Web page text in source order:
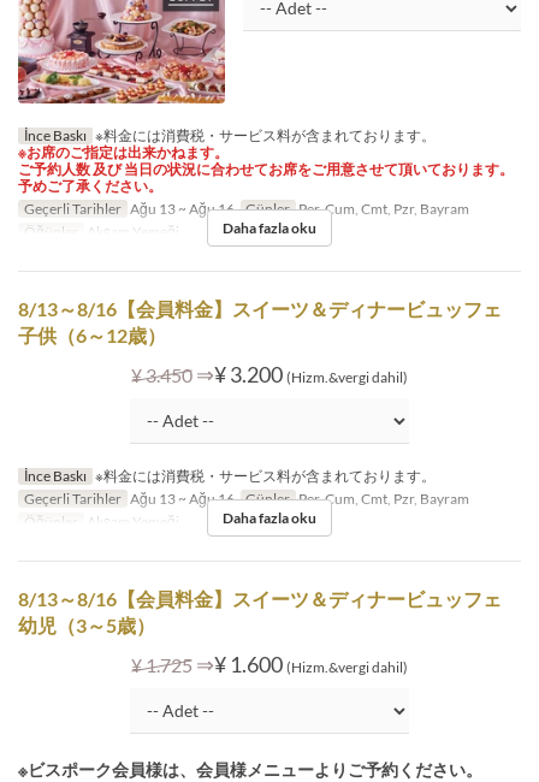
İnce Baskı ※料金には消費税・サービス料が含まれております。
※お席のご指定は出来かねます。
ご予約人数 及び 当日の状況に合わせてお席をご用意させて頂いております。
予めご了承ください。
Geçerli Tarihler Ağu 13 ~ Ağu 16 Günler Per, Cum, Cmt, Pzr, Bayram
Öğünler
Akşam Yemeği Daha fazla oku
8/13～8/16【会員料金】スイーツ＆ディナービュッフェ
子供（6～12歳）
¥ 3.450 ⇒¥ 3.200 (Hizm.&vergi dahil)
İnce Baskı ※料金には消費税・サービス料が含まれております。
Geçerli Tarihler Ağu 13 ~ Ağu 16 Günler Per, Cum, Cmt, Pzr, Bayram
Öğünler
Akşam Yemeği Daha fazla oku
8/13～8/16【会員料金】スイーツ＆ディナービュッフェ
幼児（3～5歳）
¥ 1.725 ⇒¥ 1.600 (Hizm.&vergi dahil)
※ビスポーク会員様は、会員様メニューよりご予約ください。